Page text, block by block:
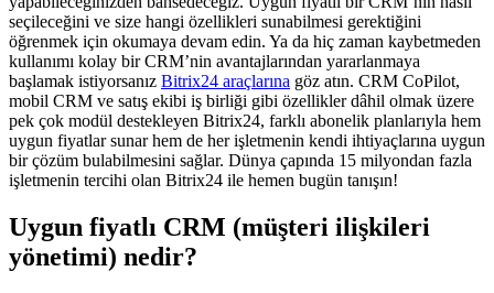
seçileceğini ve size hangi özellikleri sunabilmesi gerektiğini
öğrenmek için okumaya devam edin. Ya da hiç zaman kaybetmeden
kullanımı kolay bir CRM’nin avantajlarından yararlanmaya
başlamak istiyorsanız Bitrix24 araçlarına göz atın. CRM CoPilot,
mobil CRM ve satış ekibi iş birliği gibi özellikler dâhil olmak üzere
pek çok modül destekleyen Bitrix24, farklı abonelik planlarıyla hem
uygun fiyatlar sunar hem de her işletmenin kendi ihtiyaçlarına uygun
bir çözüm bulabilmesini sağlar. Dünya çapında 15 milyondan fazla
işletmenin tercihi olan Bitrix24 ile hemen bugün tanışın!
Uygun fiyatlı CRM (müşteri ilişkileri
yönetimi) nedir?